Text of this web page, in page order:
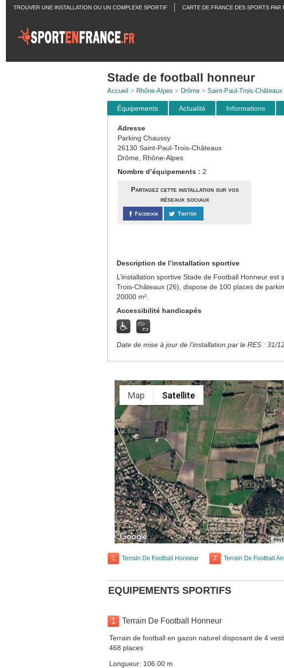
TROUVER UNE INSTALLATION OU UN COMPLEXE SPORTIF CARTE DE FRANCE DES SPORTS PAR
Stade de football honneur
Accueil > Rhône-Alpes > Drôme> Saint-Paul-Trois-Châteaux
Équipements Actualité Informations
Adresse
Parking Chaussy
26130 Saint-Paul-Trois-Châteaux
Drôme, Rhône-Alpes
Nombre d’équipements : 2
Partagez cette installation sur vos
réseaux sociaux
Facebook Twitter
Description de l’installation sportive
L’installation sportive Stade de Football Honneur
Trois-Châteaux (26), dispose de 100 places de
20000 m².
Accessibilité handicapés
Date de mise à jour de l’installation par le RES : 31/
Map Satellite
1 Terrain De Football Honneur 2 Terrain De Football
EQUIPEMENTS SPORTIFS
1 Terrain De Football Honneur
Terrain de football en gazon naturel disposant de 4
468 places
Longueur: 106.00 m